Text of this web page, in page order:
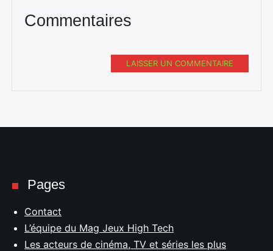
Commentaires
LAISSER UN COMMENTAIRE
Pages
Contact
L’équipe du Mag Jeux High Tech
Les acteurs de cinéma, TV et séries les plus